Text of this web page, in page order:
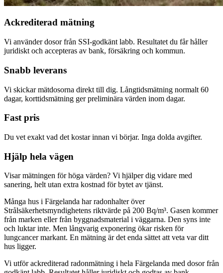
Ackrediterad mätning
Vi använder dosor från SSI-godkänt labb. Resultatet du får håller
juridiskt och accepteras av bank, försäkring och kommun.
Snabb leverans
Vi skickar mätdosorna direkt till dig. Långtidsmätning normalt 60
dagar, korttidsmätning ger preliminära värden inom dagar.
Fast pris
Du vet exakt vad det kostar innan vi börjar. Inga dolda avgifter.
Hjälp hela vägen
Visar mätningen för höga värden? Vi hjälper dig vidare med
sanering, helt utan extra kostnad för bytet av tjänst.
Många hus i Färgelanda har radonhalter över
Strålsäkerhetsmyndighetens riktvärde på 200 Bq/m³. Gasen kommer
från marken eller från byggnadsmaterial i väggarna. Den syns inte
och luktar inte. Men långvarig exponering ökar risken för
lungcancer markant. En mätning är det enda sättet att veta var ditt
hus ligger.
Vi utför ackrediterad radonmätning i hela Färgelanda med dosor från